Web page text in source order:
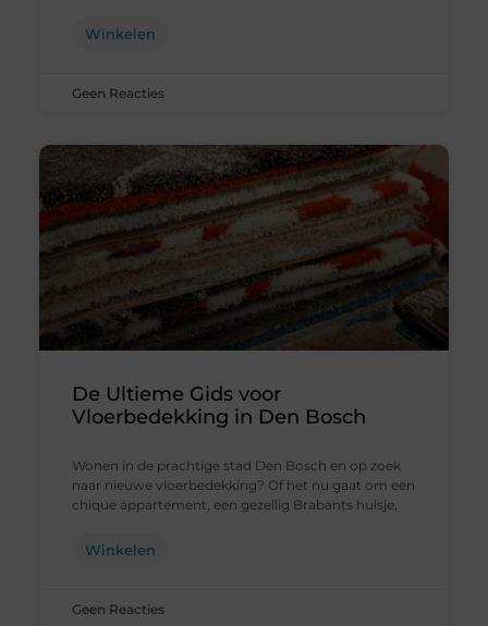
Winkelen
Geen Reacties
De Ultieme Gids voor
Vloerbedekking in Den Bosch
Wonen in de prachtige stad Den Bosch en op zoek
naar nieuwe vloerbedekking? Of het nu gaat om een
chique appartement, een gezellig Brabants huisje,
Winkelen
Geen Reacties